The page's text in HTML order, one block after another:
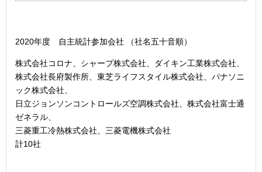
2020年度 自主統計参加会社 （社名五十音順）
株式会社コロナ、シャープ株式会社、ダイキン工業株式会社、
株式会社長府製作所、東芝ライフスタイル株式会社、パナソニ
ック株式会社、
日立ジョンソンコントロールズ空調株式会社、株式会社富士通
ゼネラル、
三菱重工冷熱株式会社、三菱電機株式会社
計10社